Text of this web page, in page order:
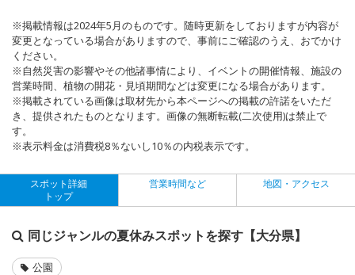
※掲載情報は2024年5月のものです。随時更新をしておりますが内容が
変更となっている場合がありますので、事前にご確認のうえ、おでかけ
ください。
※自然災害の影響やその他諸事情により、イベントの開催情報、施設の
営業時間、植物の開花・見頃期間などは変更になる場合があります。
※掲載されている画像は取材先から本ページへの掲載の許諾をいただ
き、提供されたものとなります。画像の無断転載(二次使用)は禁止で
す。
※表示料金は消費税8％ないし10％の内税表示です。
スポット詳細
トップ
営業時間など 地図・アクセス
同じジャンルの夏休みスポットを探す【大分県】
公園